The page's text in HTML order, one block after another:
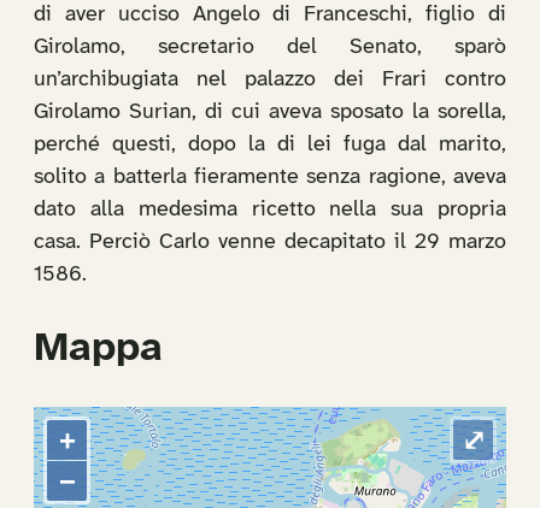
di aver ucciso Angelo di Franceschi, figlio di
Girolamo, secretario del Senato, sparò
un’archibugiata nel palazzo dei Frari contro
Girolamo Surian, di cui aveva sposato la sorella,
perché questi, dopo la di lei fuga dal marito,
solito a batterla fieramente senza ragione, aveva
dato alla medesima ricetto nella sua propria
casa. Perciò Carlo venne decapitato il 29 marzo
1586.
Mappa